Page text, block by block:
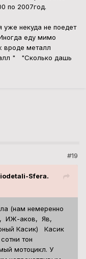
по 2007год.
уже некуда не поедет
еду мимо
вроде металл
" "Сколько дашь
#19
Sfera.
(нам немеренно
ИЖ-аков, Яв,
Касик) Касик
тон
мотоцикл. У